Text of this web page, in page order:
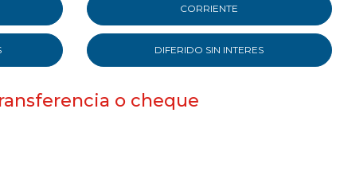
CORRIENTE
DIFERIDO SIN INTERES
o cheque